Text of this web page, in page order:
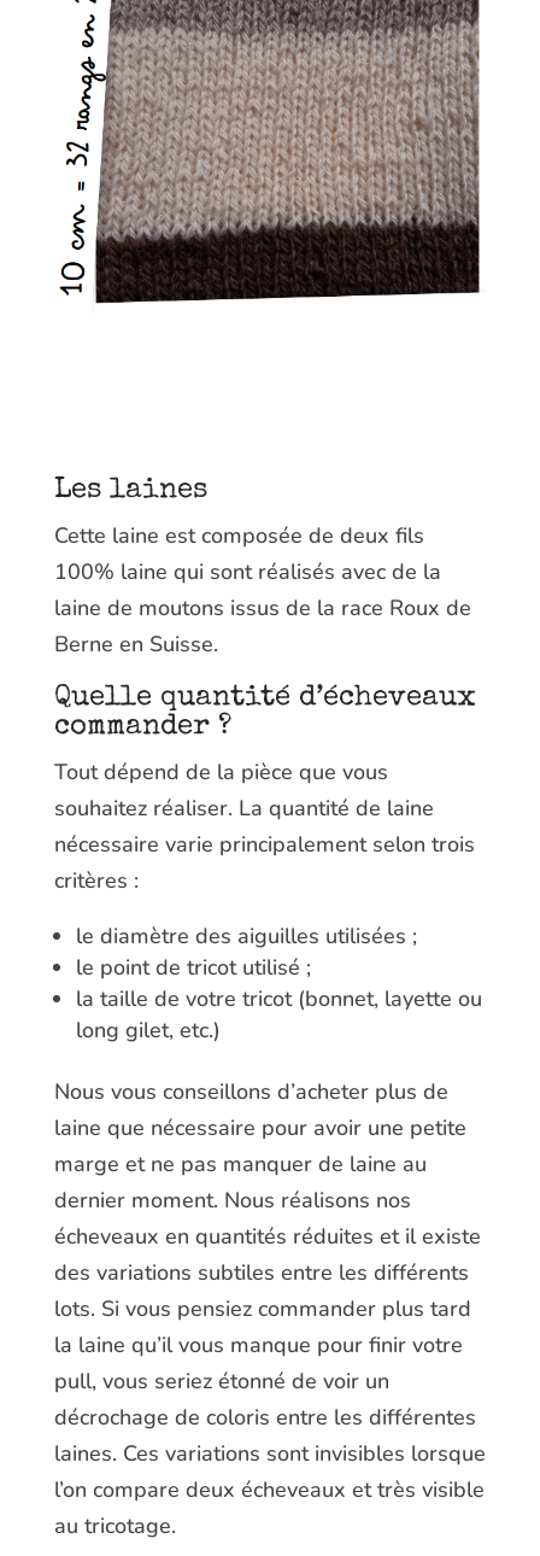
Les laines
Cette laine est composée de deux fils
100% laine qui sont réalisés avec de la
laine de moutons issus de la race Roux de
Berne en Suisse.
Quelle quantité d’écheveaux
commander ?
Tout dépend de la pièce que vous
souhaitez réaliser. La quantité de laine
nécessaire varie principalement selon trois
critères :
le diamètre des aiguilles utilisées ;
le point de tricot utilisé ;
la taille de votre tricot (bonnet, layette ou
long gilet, etc.)
Nous vous conseillons d’acheter plus de
laine que nécessaire pour avoir une petite
marge et ne pas manquer de laine au
dernier moment. Nous réalisons nos
écheveaux en quantités réduites et il existe
des variations subtiles entre les différents
lots. Si vous pensiez commander plus tard
la laine qu’il vous manque pour finir votre
pull, vous seriez étonné de voir un
décrochage de coloris entre les différentes
laines. Ces variations sont invisibles lorsque
l’on compare deux écheveaux et très visible
au tricotage.